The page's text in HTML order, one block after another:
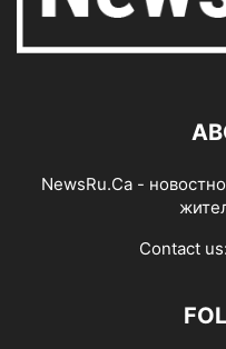
NewsRu.Ca -
Contact us: